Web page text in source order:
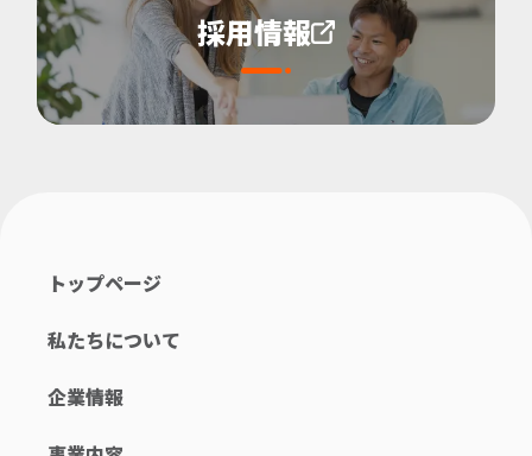
採用情報
トップページ
私たちについて
企業情報